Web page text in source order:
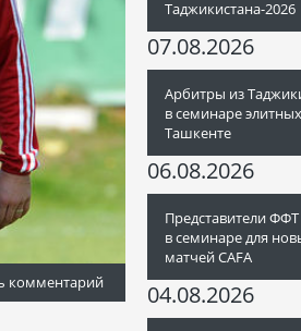
комментарий
Таджикистана-2026
07.08.2026
Арбитры из
в семинаре
Ташкенте
06.08.2026
Представители
в семинаре для
матчей CAFA
04.08.2026